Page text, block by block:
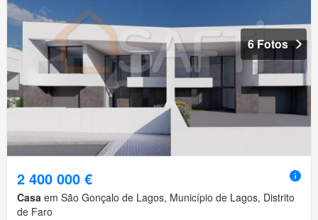
6 Fotos
2 400 000 €
Casa em São Gonçalo de Lagos, Município de Lagos, Distrito
de Faro